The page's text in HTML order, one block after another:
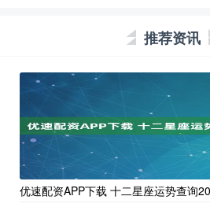
推荐资讯
优速配资APP下载 十二星座运势查询